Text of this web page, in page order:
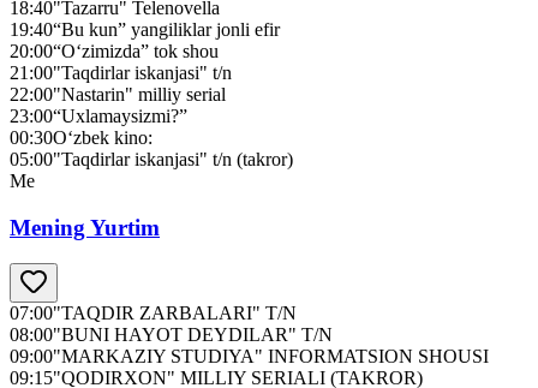
18:40"Tazarru" Telenovella
19:40“Bu kun” yangiliklar jonli efir
20:00“O‘zimizda” tok shou
21:00"Taqdirlar iskanjasi" t/n
22:00"Nastarin" milliy serial
23:00“Uxlamaysizmi?”
00:30O‘zbek kino:
05:00"Taqdirlar iskanjasi" t/n (takror)
Me
Mening Yurtim
07:00"TAQDIR ZARBALARI" T/N
08:00"BUNI HAYOT DEYDILAR" T/N
09:00"MARKAZIY STUDIYA" INFORMATSION SHOUSI
09:15"QODIRXON" MILLIY SERIALI (TAKROR)